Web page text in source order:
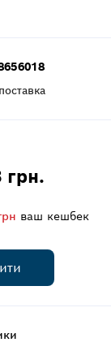
грн.
ваш кешбек